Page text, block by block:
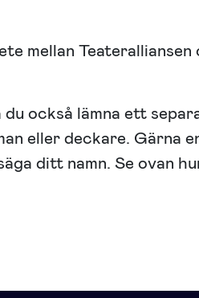
mellan
du också lämna ett
eller deckare. Gärna
ditt namn. Se ovan